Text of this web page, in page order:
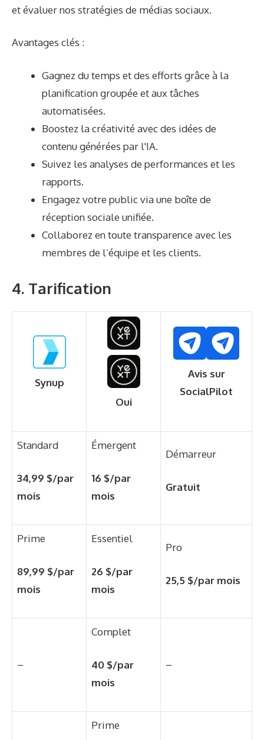
et évaluer nos stratégies de médias sociaux.
Avantages clés :
Gagnez du temps et des efforts grâce à la
planification groupée et aux tâches
automatisées.
Boostez la créativité avec des idées de
contenu générées par l'IA.
Suivez les analyses de performances et les
rapports.
Engagez votre public via une boîte de
réception sociale unifiée.
Collaborez en toute transparence avec les
membres de l’équipe et les clients.
4. Tarification
Synup
Oui
Avis sur
SocialPilot
Standard
34,99 $/par
mois
Émergent
16 $/par
mois
Démarreur
Gratuit
Prime
89,99 $/par
mois
Essentiel
26 $/par
mois
Pro
25,5 $/par mois
–
Complet
40 $/par
mois
–
Prime